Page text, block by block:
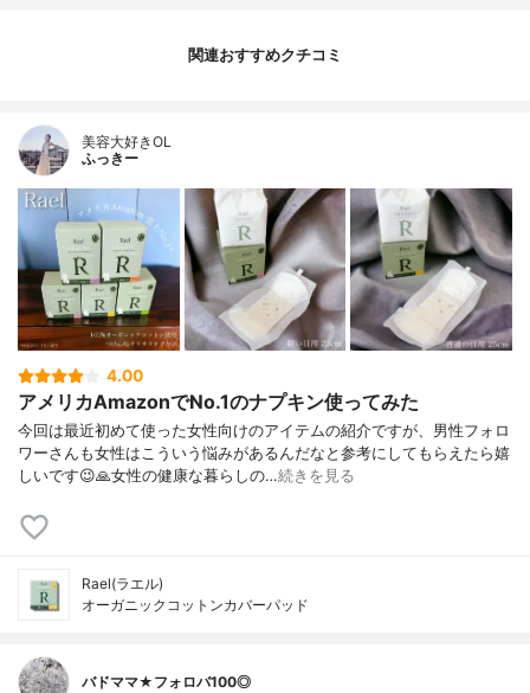
関連おすすめクチコミ
美容大好きOL
ふっきー
4.00
アメリカAmazonでNo.1のナプキン使ってみた
今回は最近初めて使った女性向けのアイテムの紹介ですが、男性フォロ
ワーさんも女性はこういう悩みがあるんだなと参考にしてもらえたら嬉
しいです😉🙏女性の健康な暮らしの…続きを見る
Rael(ラエル)
オーガニックコットンカバーパッド
バドママ★フォロバ100◎